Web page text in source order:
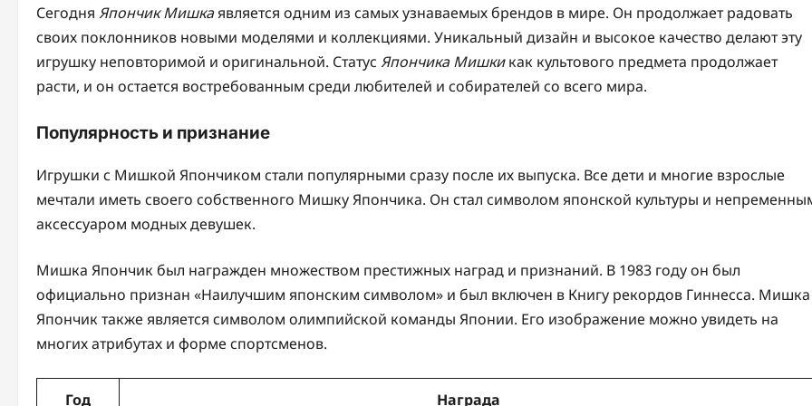
Сегодня Япончик Мишкаявляется одним из самых узнаваемых брендов в мире. Он продолжает радовать
своих поклонников новыми моделями и коллекциями. Уникальный дизайн и высокое качество делают эту
игрушку неповторимой и оригинальной. Статус Япончика Мишкикак культового предмета продолжает
расти, и он остается востребованным среди любителей и собирателей со всего мира.
Популярность и признание
Игрушки с Мишкой Япончиком стали популярными сразу после их выпуска. Все дети и многие взрослые
мечтали иметь своего собственного Мишку Япончика. Он стал символом японской культуры и
аксессуаром модных девушек.
Мишка Япончик был награжден множеством престижных наград и признаний. В 1983 году он был
официально признан «Наилучшим японским символом» и был включен в Книгу рекордов Гиннесса. Мишка
Япончик также является символом олимпийской команды Японии. Его изображение можно увидеть на
многих атрибутах и форме спортсменов.
Год Награда